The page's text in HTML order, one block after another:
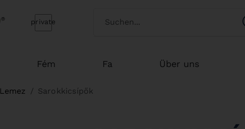
Bernardo Home Switch customertype
private
Fém Fa Über uns
Lemez Sarokkicsípők